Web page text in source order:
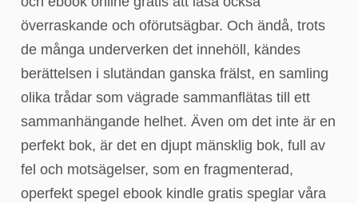
överraskande och oförutsägbar. Och ändå, trots
de många underverken det innehöll, kändes
berättelsen i slutändan ganska frälst, en samling
olika trådar som vägrade sammanflätas till ett
sammanhängande helhet. Även om det inte är en
perfekt bok, är det en djupt mänsklig bok, full av
fel och motsägelser, som en fragmenterad,
operfekt spegel ebook kindle gratis speglar våra